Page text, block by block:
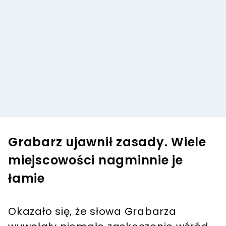
Grabarz ujawnił zasady. Wiele
miejscowości nagminnie je
łamie
Okazało się, że słowa Grabarza